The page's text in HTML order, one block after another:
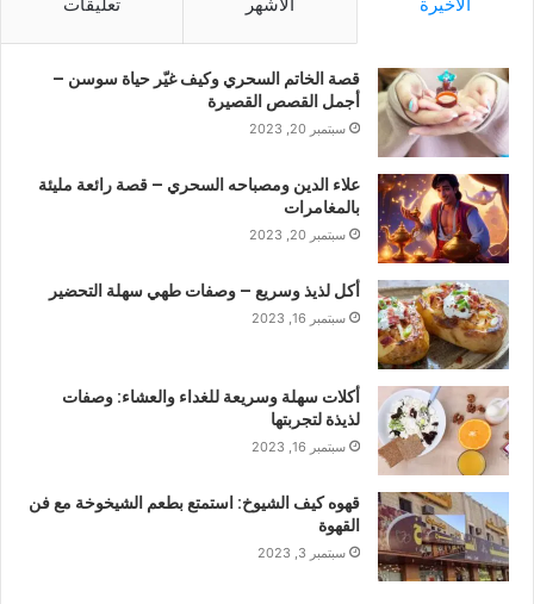
قصة الخاتم السحري وكيف غيّر حياة سوسن –
أجمل القصص القصيرة
سبتمبر 20, 2023
علاء الدين ومصباحه السحري – قصة رائعة مليئة
بالمغامرات
سبتمبر 20, 2023
أكل لذيذ وسريع – وصفات طهي سهلة التحضير
سبتمبر 16, 2023
أكلات سهلة وسريعة للغداء والعشاء: وصفات
لذيذة لتجربتها
سبتمبر 16, 2023
قهوه كيف الشيوخ: استمتع بطعم الشيخوخة مع فن
القهوة
سبتمبر 3, 2023